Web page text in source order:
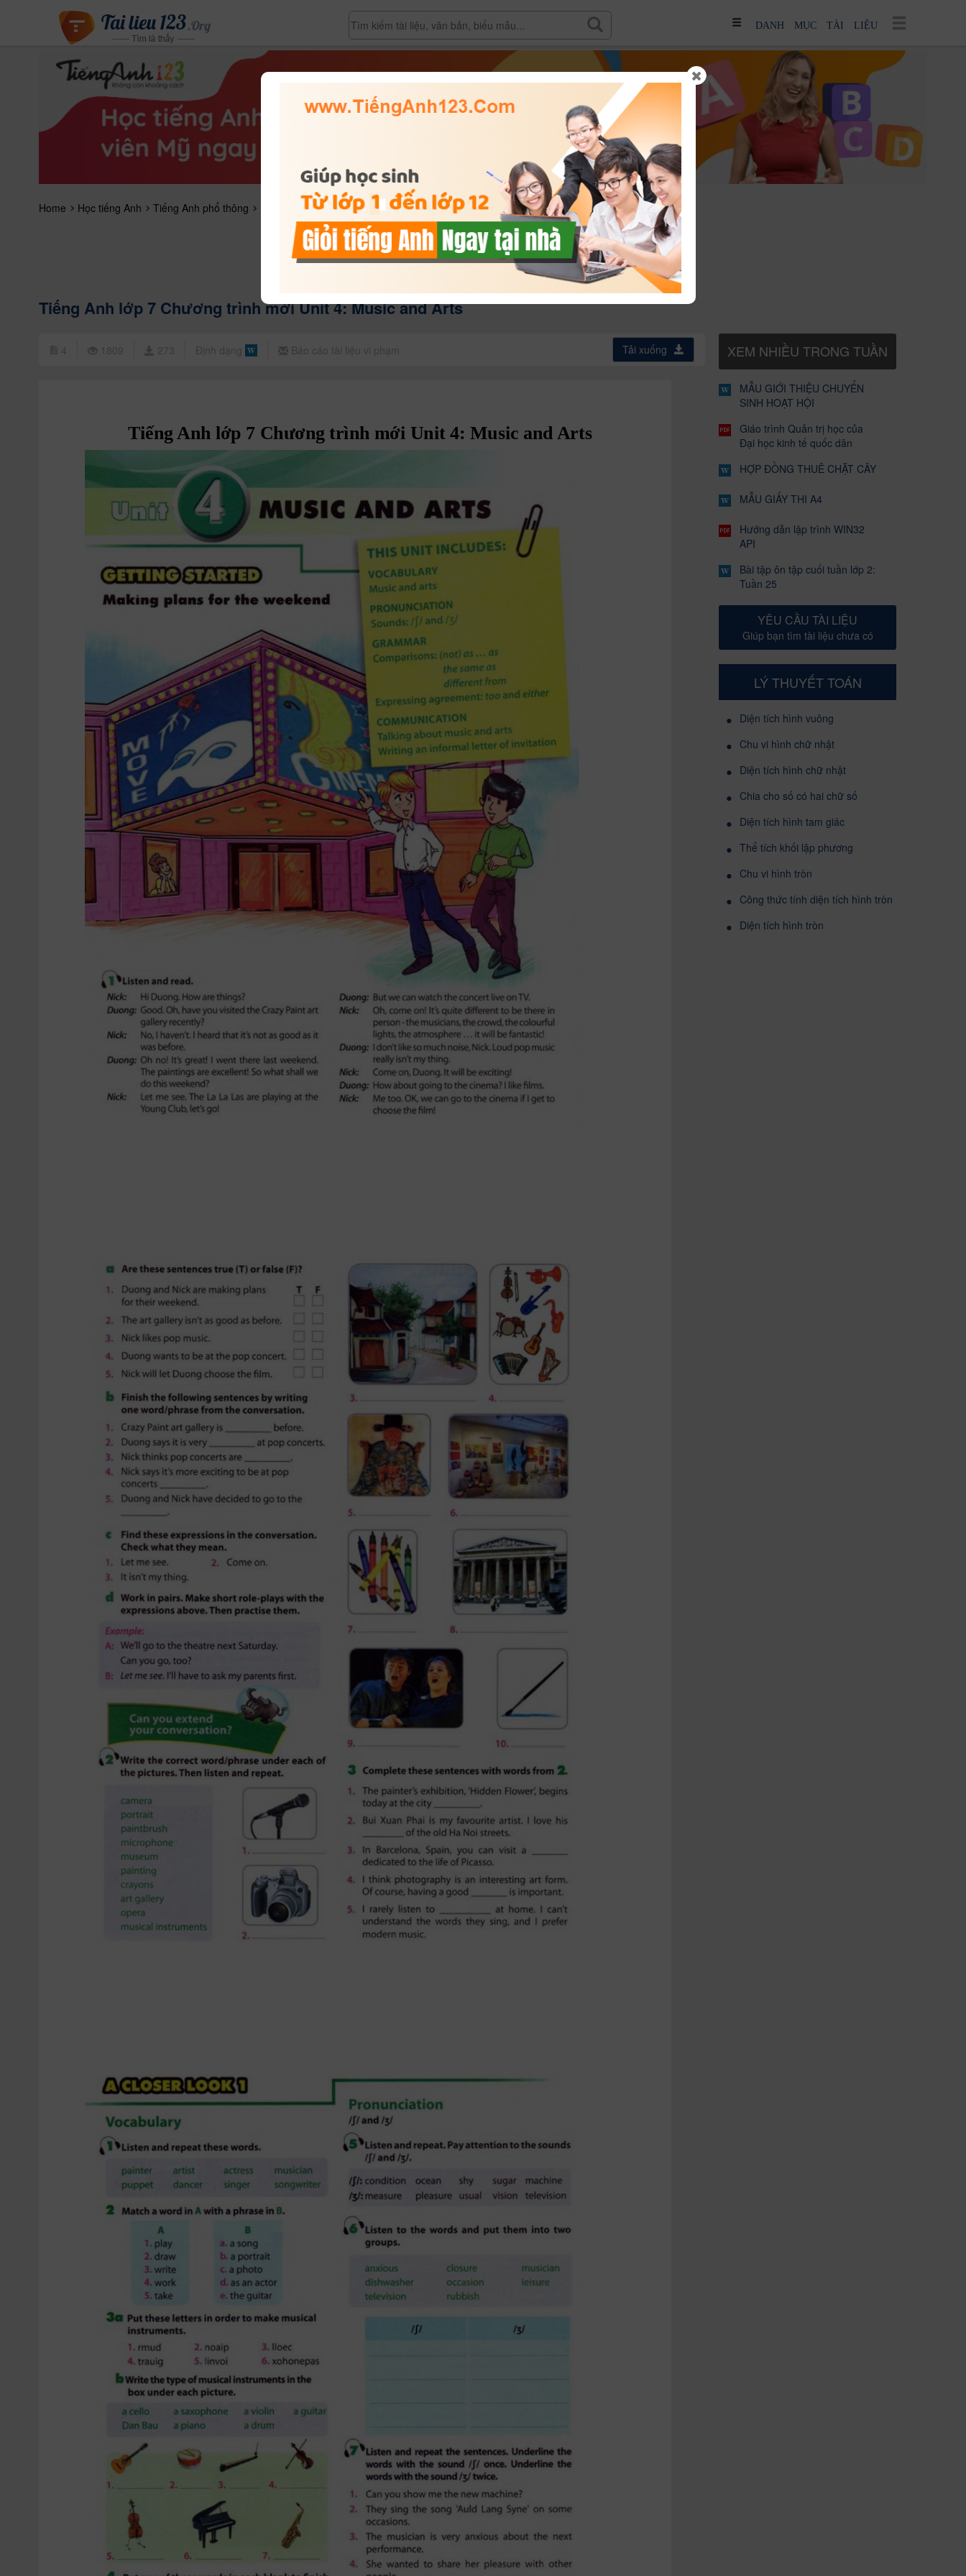
DANH MỤC TÀI LIỆU
Home Học tiếng Anh Tiếng Anh phổ thông Tiếng Anh lớp 7 Chương trình mới Unit 4: Music and Arts
Tiếng Anh lớp 7 Chương trình mới Unit 4: Music and Arts
Tải xuống
Tiếng Anh lớp 7 Chương trình mới Unit 4: Music and Arts
XEM NHIỀU TRONG TUẦN
MẪU GIỚI THIỆU CHUYỂN
SINH HOẠT HỘI
Giáo trình Quản trị học của
Đại học kinh tế quốc dân
HỢP ĐỒNG THUÊ CHẶT CÂY
MẪU GIẤY THI A4
Hướng dẫn lập trình WIN32
API
Bài tập ôn tập cuối tuần lớp 2:
Tuần 25
YÊU CẦU TÀI LIỆU
Giúp bạn tìm tài liệu chưa có
LÝ THUYẾT TOÁN
• Diện tích hình vuông
• Chu vi hình chữ nhật
• Diện tích hình chữ nhật
• Chia cho số có hai chữ số
• Diện tích hình tam giác
• Thể tích khối lập phương
• Chu vi hình tròn
• Công thức tính diện tích hình tròn
• Diện tích hình tròn